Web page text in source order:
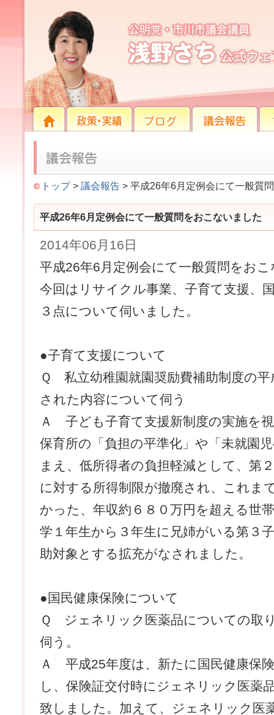
平成26年6月定例会にて一般質問をおこないました
トップ> 議会報告 > 平成26年6月定例会にて一般質
平成26年6月定例会にて一般質問をおこないました
2014年06月16日
平成26年6月定例会にて一般質問をお
今回はリサイクル事業、子育て支援、
３点について伺いました。
●子育て支援について
Ｑ 私立幼稚園就園奨励費補助制度の
された内容について伺う
Ａ 子ども子育て支援新制度の実施を
保育所の「負担の平準化」や「未就園
まえ、低所得者の負担軽減として、第
に対する所得制限が撤廃され、これま
かった、年収約６８０万円を超える世
学１年生から３年生に兄姉がいる第３
助対象とする拡充がなされました。
●国民健康保険について
Ｑ ジェネリック医薬品についての取
伺う。
Ａ 平成25年度は、新たに国民健康保
し、保険証交付時にジェネリック医薬
致しました。加えて、ジェネリック医
HOME
HOME